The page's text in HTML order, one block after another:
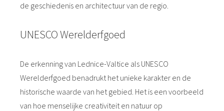
de geschiedenis en architectuur van de regio.
UNESCO Werelderfgoed
De erkenning van Lednice-Valtice als UNESCO
Werelderfgoed benadrukt het unieke karakter en de
historische waarde van het gebied. Het is een voorbeeld
van hoe menselijke creativiteit en natuur op